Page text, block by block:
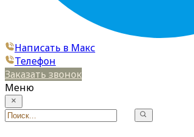
Написать в Макс
Телефон
Заказать звонок
Меню